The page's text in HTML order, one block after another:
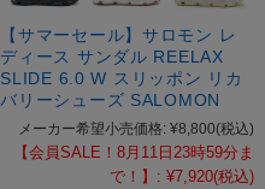
【サマーセール】サロモン レ
ディース サンダル REELAX
SLIDE 6.0 W スリッポン リカ
バリーシューズ SALOMON
メーカー希望小売価格: ¥8,800(税込)
【会員SALE！8月11日23時59分ま
で！】: ¥7,920(税込)